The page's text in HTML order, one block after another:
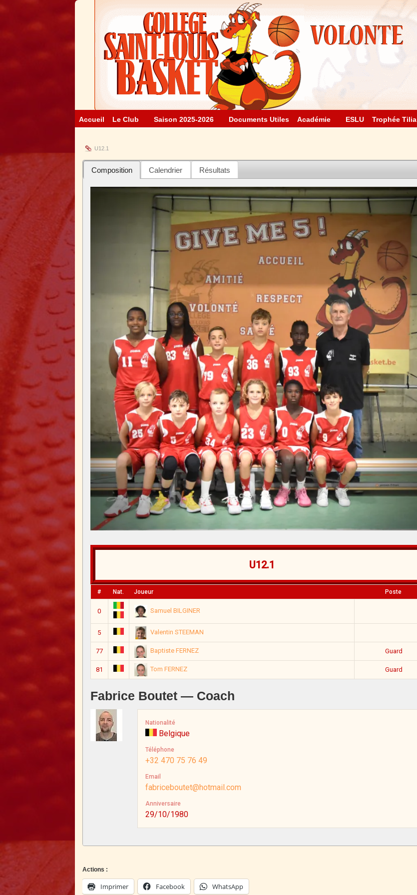
Accueil Le Club Saison 2025-2026 Documents Utiles Académie ESLU Trophée Tilia
U12.1
Composition Calendrier Résultats
U12.1
# Nat. Joueur Poste
0 Samuel BILGINER
5 Valentin STEEMAN
77 Baptiste FERNEZ Guard
81 Tom FERNEZ Guard
Fabrice Boutet — Coach
Nationalité
Belgique
Téléphone
+32 470 75 76 49
Email
fabriceboutet@hotmail.com
Anniversaire
29/10/1980
Actions :
Imprimer Facebook WhatsApp